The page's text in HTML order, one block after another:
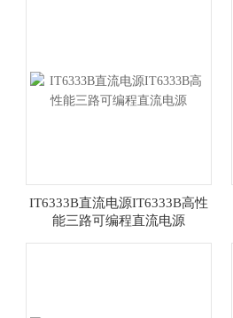
IT6333B直流电源IT6333B高性
能三路可编程直流电源